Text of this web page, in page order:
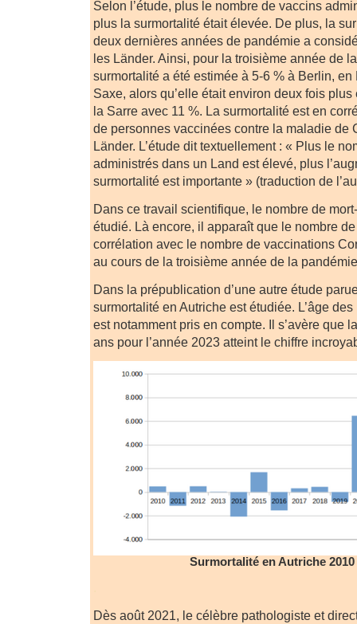
Selon l’étude, plus le nombre de vaccins
plus la surmortalité était élevée. De plus, la
deux dernières années de pandémie a
les Länder. Ainsi, pour la troisième année de
surmortalité a été estimée à 5-6 % à Berlin,
Saxe, alors qu’elle était environ deux fois
la Sarre avec 11 %. La surmortalité est en
de personnes vaccinées contre la maladie de
Länder. L’étude dit textuellement : « Plus le
administrés dans un Land est élevé, plus
surmortalité est importante » (traduction de
Dans ce travail scientifique, le nombre de
étudié. Là encore, il apparaît que le nombre
corrélation avec le nombre de vaccinations
au cours de la troisième année de la
Dans la prépublication d’une autre étude
surmortalité en Autriche est étudiée. L’âge
est notamment pris en compte. Il s’avère que
ans pour l’année 2023 atteint le chiffre
Surmortalité en Autriche 2010
Dès août 2021, le célèbre pathologiste et